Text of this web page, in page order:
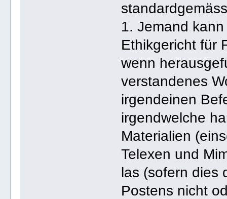
1. Jemand
Ethikgericht für
wenn
verstandenes
irgendeinen
irgendwelche
Materialien
Telexen und
las (sofern dies
Postens nicht